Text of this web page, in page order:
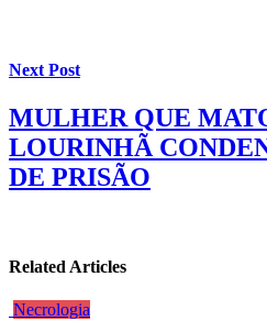
Next Post
MULHER QUE
LOURINHÃ
DE PRISÃO
Related Articles
Necrologia